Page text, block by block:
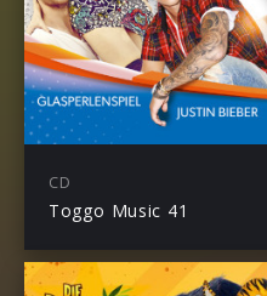
CD
Toggo Music 41